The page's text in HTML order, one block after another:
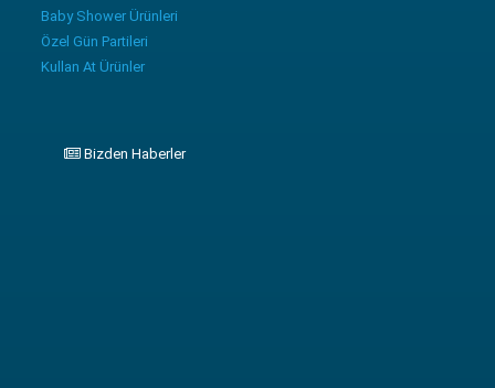
Baby Shower Ürünleri
Özel Gün Partileri
Kullan At Ürünler
Bizden Haberler